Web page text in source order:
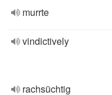
murrte
vindictively
rachsüchtig